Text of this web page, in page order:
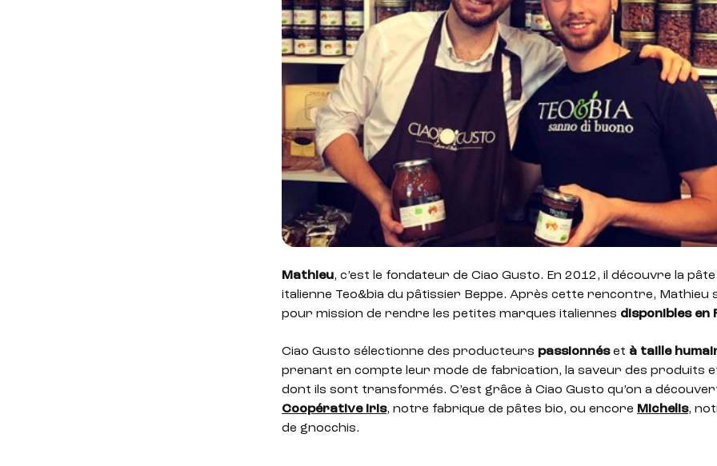
Mathieu, c’est le fondateur de Ciao Gusto. En 2012, il découvre la
italienne Teo&bia du pâtissier Beppe. Après cette rencontre, Mathieu
pour mission de rendre les petites marques italiennes disponibles en
Ciao Gusto sélectionne des producteurs passionnéset à taille
prenant en compte leur mode de fabrication, la saveur des produits
dont ils sont transformés. C’est grâce à Ciao Gusto qu’on a
Coopérative Iris, notre fabrique de pâtes bio, ou encore Michelis,
de gnocchis.